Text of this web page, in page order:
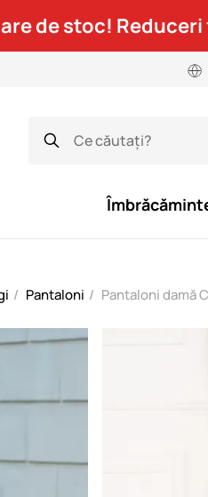
de stoc!
Pantaloni Pantaloni damă